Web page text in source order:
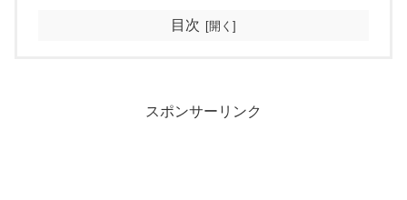
目次
スポンサーリンク